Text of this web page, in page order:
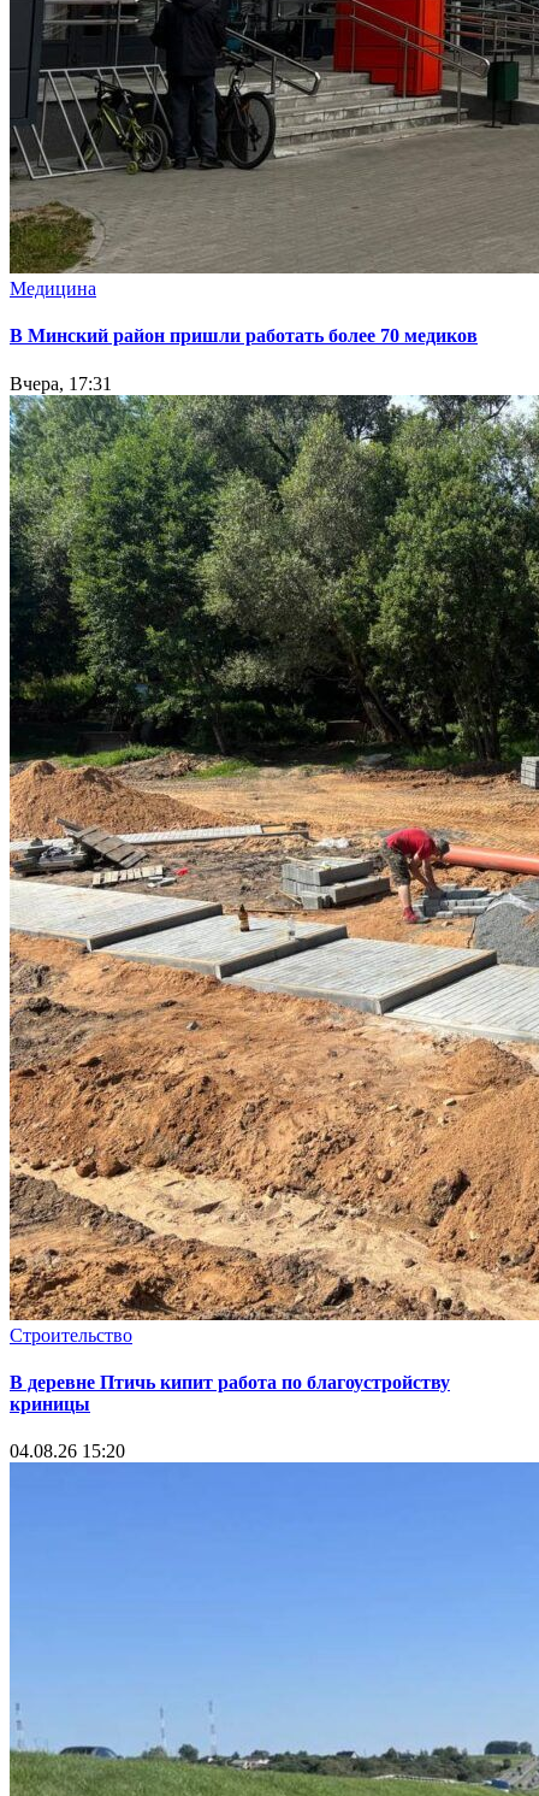
Медицина
В Минский район пришли работать более 70 медиков
Вчера, 17:31
Строительство
В деревне Птичь кипит работа по благоустройству
криницы
04.08.26 15:20